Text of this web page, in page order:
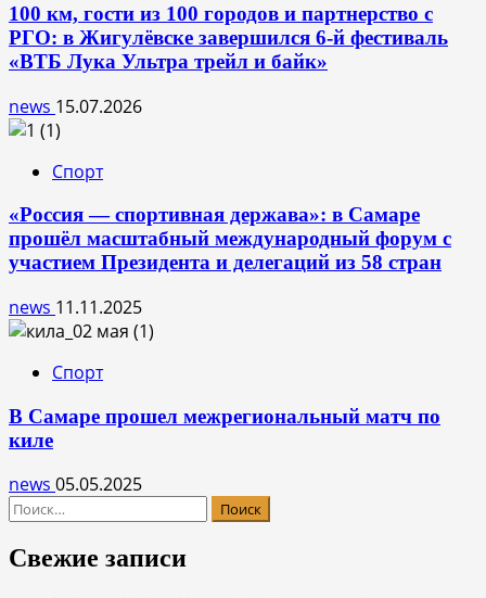
100 км, гости из 100 городов и партнерство с
РГО: в Жигулёвске завершился 6-й фестиваль
«ВТБ Лука Ультра трейл и байк»
news 15.07.2026
Спорт
«Россия — спортивная держава»: в Самаре
прошёл масштабный международный форум с
участием Президента и делегаций из 58 стран
news 11.11.2025
Спорт
В Самаре прошел межрегиональный матч по
киле
news 05.05.2025
Найти:
Свежие записи